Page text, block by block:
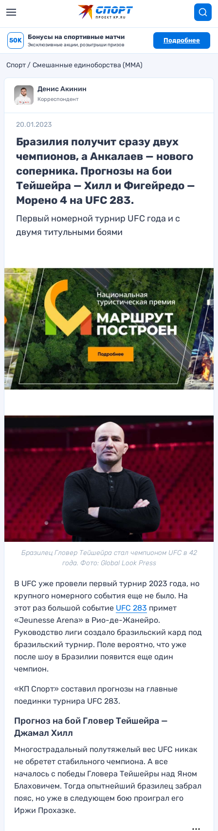
50K Бонусы на спортивные матчи
Эксклюзивные акции, розыгрыши призов
Подробнее
Спорт Смешанные единоборства (MMA)
Денис Акинин
Корреспондент
20.01.2023
Бразилия получит сразу двух
чемпионов, а Анкалаев — нового
соперника. Прогнозы на бои
Тейшейра — Хилл и Фигейредо —
Морено 4 на UFC 283.
Первый номерной турнир UFC года и с
двумя титульными боями
Бразилец Гловер Тейшейра стал чемпионом UFC в 42
года. Фото: Global Look Press
В UFC уже провели первый турнир 2023 года, но
крупного номерного события еще не было. На
этот раз большой событие UFC 283 примет
«Jeunesse Arena» в Рио-де-Жанейро.
Руководство лиги создало бразильский кард под
бразильский турнир. Поле вероятно, что уже
после шоу в Бразилии появится еще один
чемпион.
«КП Спорт» составил прогнозы на главные
поединки турнира UFC 283.
Прогноз на бой Гловер Тейшейра —
Джамал Хилл
Многострадальный полутяжелый вес UFC никак
не обретет стабильного чемпиона. А все
началось с победы Гловера Тейшейры над Яном
Блаховичем. Тогда опытнейший бразилец забрал
пояс, но уже в следующем бою проиграл его
Иржи Прохазке.